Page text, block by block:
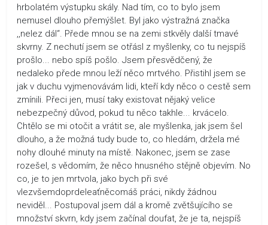
hrbolatém výstupku skály. Nad tím, co to bylo jsem
nemusel dlouho přemýšlet. Byl jako výstražná značka
,,nelez dál“. Přede mnou se na zemi stkvěly další tmavé
skvrny. Z nechutí jsem se otřásl z myšlenky, co tu nejspíš
prošlo... nebo spíš pošlo. Jsem přesvědčený, že
nedaleko přede mnou leží něco mrtvého. Přistihl jsem se
jak v duchu vyjmenovávám lidi, kteří kdy něco o cestě sem
zmínili. Přeci jen, musí taky existovat nějaký velice
nebezpečný důvod, pokud tu něco takhle... krvácelo.
Chtělo se mi otočit a vrátit se, ale myšlenka, jak jsem šel
dlouho, a že možná tudy bude to, co hledám, držela mé
nohy dlouhé minuty na místě. Nakonec, jsem se zase
rozešel, s vědomím, že něco hnusného stějně objevím. No
co, je to jen mrtvola, jako bych při své
vlezvšemdoprdeleaťněcomáš práci, nikdy žádnou
neviděl... Postupoval jsem dál a kromě zvětšujícího se
množství skvrn, kdy jsem začínal doufat, že je ta, nejspíš